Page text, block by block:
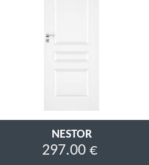
NESTOR
297.00 €